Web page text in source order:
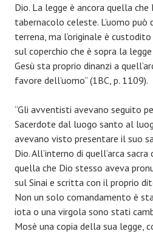
Dio. La legge è ancora quella che
tabernacolo celeste. L’uomo può
terrena, ma l’originale è
sul coperchio che è sopra la
Gesù sta proprio dinanzi a
favore dell’uomo” (1BC, p. 1109).
“Gli avventisti avevano seguito
Sacerdote dal luogo santo al
avevano visto presentare il suo
Dio. All’interno di quell’arca sacra
quella che Dio stesso aveva
sul Sinai e scritta con il proprio
Non un solo comandamento è
iota o una virgola sono stati
Mosè una copia della sua legge,